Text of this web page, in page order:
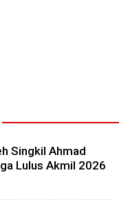
Singkil Ahmad
Lulus Akmil 2026